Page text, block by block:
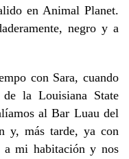
en Animal Planet.
negro y a
con Sara, cuando
la Louisiana State
al Bar Luau del
y, más tarde, ya con
a mi habitación y nos